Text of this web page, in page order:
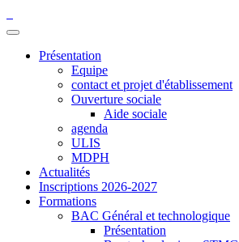
Présentation
Equipe
contact et projet d'établissement
Ouverture sociale
Aide sociale
agenda
ULIS
MDPH
Actualités
Inscriptions 2026-2027
Formations
BAC Général et technologique
Présentation